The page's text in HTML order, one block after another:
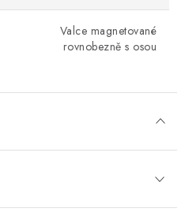
Valce magnetované
rovnobezně s osou